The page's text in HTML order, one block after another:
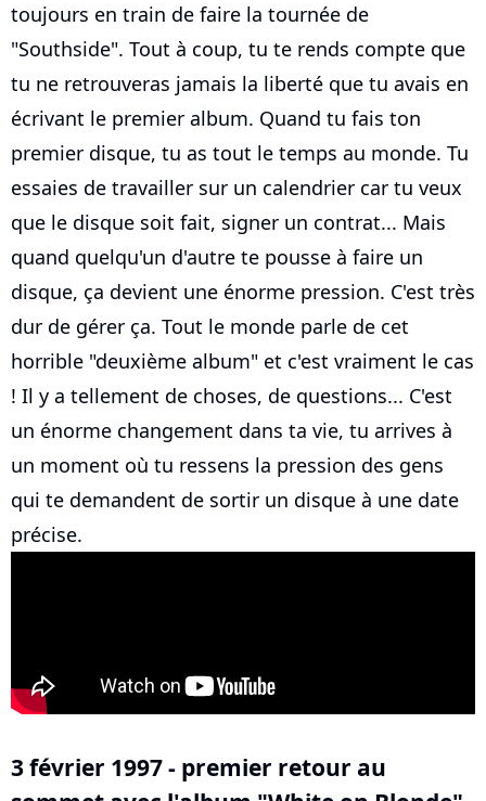
toujours en train de faire la tournée de
"Southside". Tout à coup, tu te rends compte que
tu ne retrouveras jamais la liberté que tu avais en
écrivant le premier album. Quand tu fais ton
premier disque, tu as tout le temps au monde. Tu
essaies de travailler sur un calendrier car tu veux
que le disque soit fait, signer un contrat... Mais
quand quelqu'un d'autre te pousse à faire un
disque, ça devient une énorme pression. C'est très
dur de gérer ça. Tout le monde parle de cet
horrible "deuxième album" et c'est vraiment le cas
! Il y a tellement de choses, de questions... C'est
un énorme changement dans ta vie, tu arrives à
un moment où tu ressens la pression des gens
qui te demandent de sortir un disque à une date
précise.
3 février 1997 - premier retour au